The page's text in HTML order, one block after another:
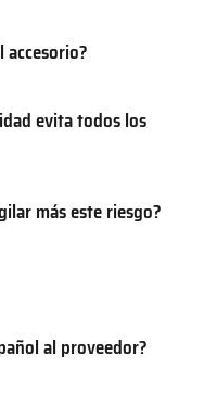
accesorio?
evita todos los
más este riesgo?
al proveedor?